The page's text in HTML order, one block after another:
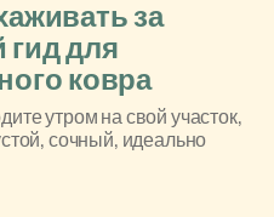
за
для
ковра
утром на свой участок,
сочный, идеально